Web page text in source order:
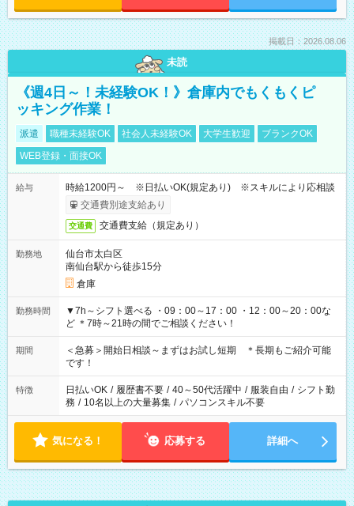
掲載日：2026.08.06
未読
《週4日～！未経験OK！》倉庫内でもくもくピ
ッキング作業！
派遣 職種未経験OK 社会人未経験OK 大学生歓迎
ブランクOK
WEB登録・面接OK
給与
時給1200円～ ※日払いOK(規定あり) ※スキルにより応相談
交通費別途支給あり
交通費 交通費支給（規定あり）
勤務地
仙台市太白区
南仙台駅から徒歩15分
倉庫
勤務時間
▼7h～シフト選べる ・09：00～17：00 ・12：00～20：00な
ど ＊7時～21時の間でご相談ください！
期間
＜急募＞開始日相談～まずはお試し短期 ＊長期もご紹介可能
です！
特徴 日払いOK / 履歴書不要 / 40～50代活躍中 / 服装自由 / シフト勤
務 / 10名以上の大量募集 / パソコンスキル不要
気になる！ 応募する 詳細へ